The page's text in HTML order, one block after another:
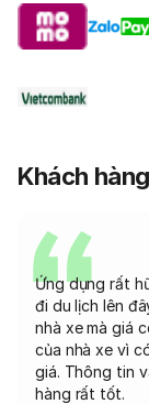
Khách
Ứng dụng rất
đi du lịch lên
nhà xe mà giá
của nhà xe vì
giá. Thông tin
hàng rất tốt.